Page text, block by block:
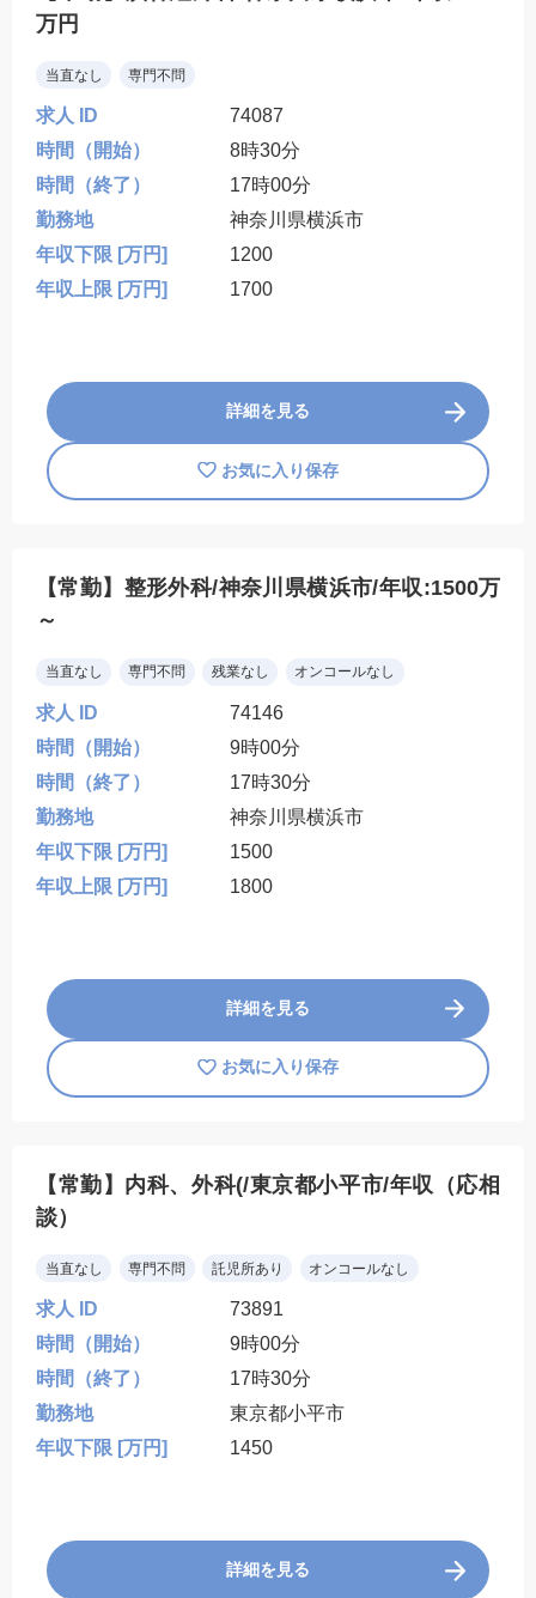
万円
当直なし 専門不問
求人 ID
74087
時間（開始）
8時30分
時間（終了）
17時00分
勤務地
神奈川県横浜市
年収下限 [万円]
1200
年収上限 [万円]
1700
詳細を見る
お気に入り保存
【常勤】整形外科/神奈川県横浜市/年収:1500万
～
当直なし 専門不問 残業なし オンコールなし
求人 ID
74146
時間（開始）
9時00分
時間（終了）
17時30分
勤務地
神奈川県横浜市
年収下限 [万円]
1500
年収上限 [万円]
1800
詳細を見る
お気に入り保存
【常勤】内科、外科(/東京都小平市/年収（応相
談）
当直なし 専門不問 託児所あり オンコールなし
求人 ID
73891
時間（開始）
9時00分
時間（終了）
17時30分
勤務地
東京都小平市
年収下限 [万円]
1450
詳細を見る